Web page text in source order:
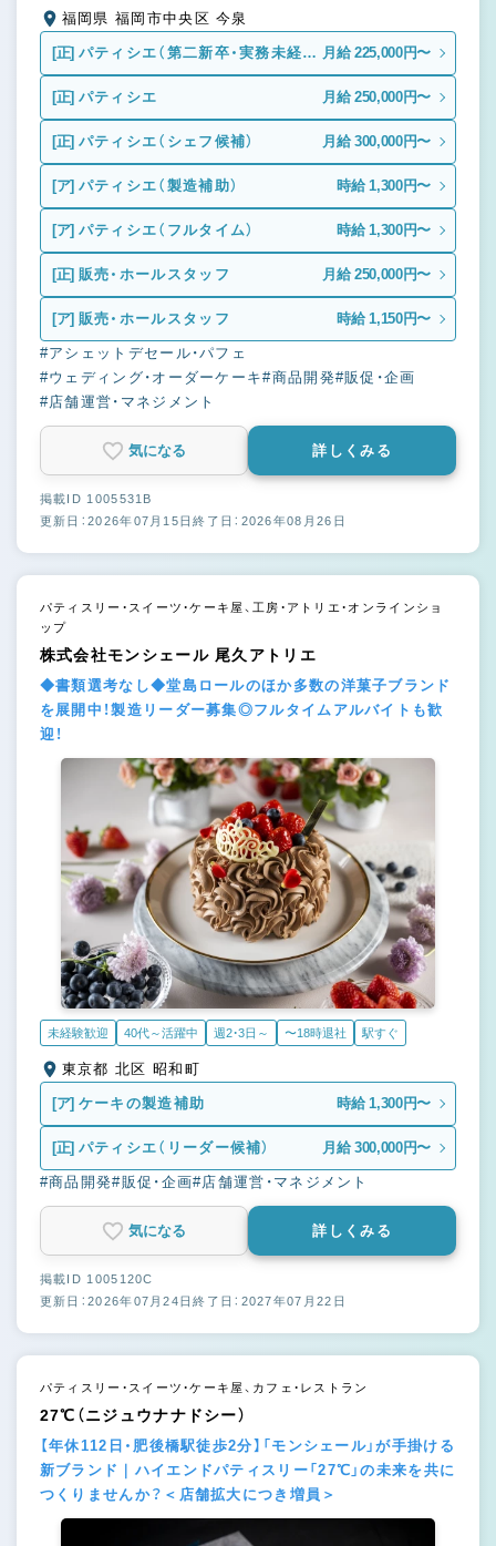
福岡県 福岡市中央区 今泉
[正] パティシエ（第二新卒・実務未経
験）
月給 225,000円〜
[正] パティシエ 月給 250,000円〜
[正] パティシエ（シェフ候補） 月給 300,000円〜
[ア] パティシエ（製造補助） 時給 1,300円〜
[ア] パティシエ（フルタイム） 時給 1,300円〜
[正] 販売・ホールスタッフ 月給 250,000円〜
[ア] 販売・ホールスタッフ 時給 1,150円〜
#アシェットデセール・パフェ
#ウェディング・オーダーケーキ#商品開発#販促・企画
#店舗運営・マネジメント
気になる 詳しくみる
掲載ID 1005531B
更新日：2026年07月15日終了日：2026年08月26日
パティスリー・スイーツ・ケーキ屋、工房・アトリエ・オンラインショ
ップ
株式会社モンシェール 尾久アトリエ
◆書類選考なし◆堂島ロールのほか多数の洋菓子ブランド
を展開中！製造リーダー募集◎フルタイムアルバイトも歓
迎！
未経験歓迎 40代～活躍中 週2・3日～ 〜18時退社 駅すぐ
東京都 北区 昭和町
[ア] ケーキの製造補助 時給 1,300円〜
[正] パティシエ（リーダー候補） 月給 300,000円〜
#商品開発#販促・企画#店舗運営・マネジメント
気になる 詳しくみる
掲載ID 1005120C
更新日：2026年07月24日終了日：2027年07月22日
パティスリー・スイーツ・ケーキ屋、カフェ・レストラン
27℃（ニジュウナナドシー）
【年休112日・肥後橋駅徒歩2分】「モンシェール」が手掛ける
新ブランド｜ハイエンドパティスリー「27℃」の未来を共に
つくりませんか？＜店舗拡大につき増員＞